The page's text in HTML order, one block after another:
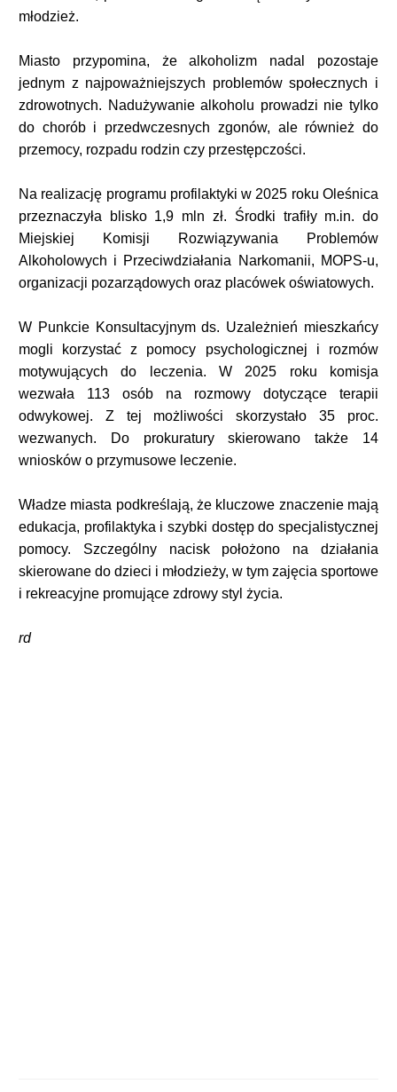
młodzież.
Miasto przypomina, że alkoholizm nadal pozostaje
jednym z najpoważniejszych problemów społecznych i
zdrowotnych. Nadużywanie alkoholu prowadzi nie tylko
do chorób i przedwczesnych zgonów, ale również do
przemocy, rozpadu rodzin czy przestępczości.
Na realizację programu profilaktyki w 2025 roku Oleśnica
przeznaczyła blisko 1,9 mln zł. Środki trafiły m.in. do
Miejskiej Komisji Rozwiązywania Problemów
Alkoholowych i Przeciwdziałania Narkomanii, MOPS-u,
organizacji pozarządowych oraz placówek oświatowych.
W Punkcie Konsultacyjnym ds. Uzależnień mieszkańcy
mogli korzystać z pomocy psychologicznej i rozmów
motywujących do leczenia. W 2025 roku komisja
wezwała 113 osób na rozmowy dotyczące terapii
odwykowej. Z tej możliwości skorzystało 35 proc.
wezwanych. Do prokuratury skierowano także 14
wniosków o przymusowe leczenie.
Władze miasta podkreślają, że kluczowe znaczenie mają
edukacja, profilaktyka i szybki dostęp do specjalistycznej
pomocy. Szczególny nacisk położono na działania
skierowane do dzieci i młodzieży, w tym zajęcia sportowe
i rekreacyjne promujące zdrowy styl życia.
rd